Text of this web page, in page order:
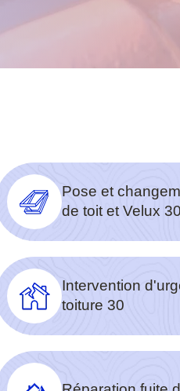
Pose et
de toit et Velux 30
Intervention
toiture 30